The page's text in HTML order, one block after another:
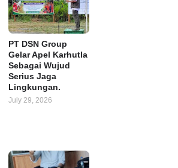
PT DSN Group
Gelar Apel Karhutla
Sebagai Wujud
Serius Jaga
Lingkungan.
July 29, 2026